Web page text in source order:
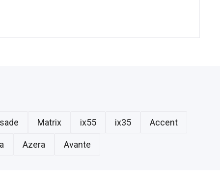
Matrix ix55 ix35 Accent
Azera Avante